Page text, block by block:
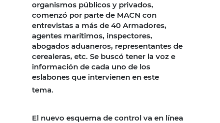
organismos públicos y privados,
comenzó por parte de MACN con
entrevistas a más de 40 Armadores,
agentes marítimos, inspectores,
abogados aduaneros, representantes de
cerealeras, etc. Se buscó tener la voz e
información de cada uno de los
eslabones que intervienen en este
tema.
El nuevo esquema de control va en línea